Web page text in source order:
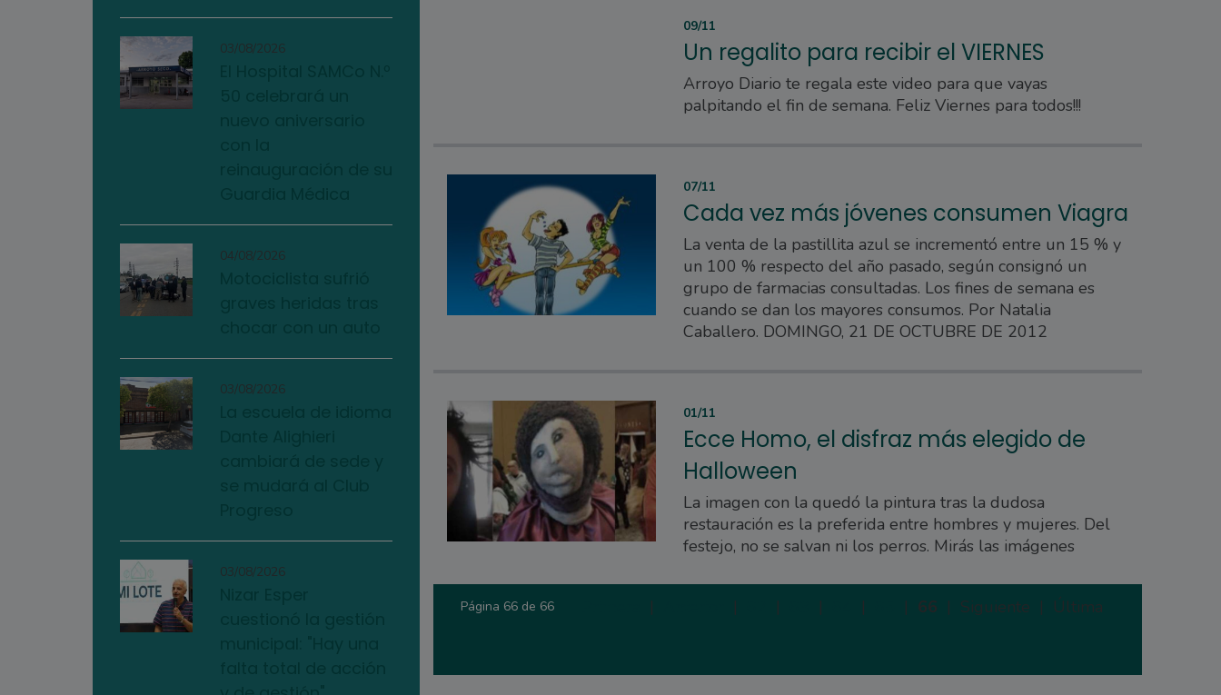
03/08/2026
04/08/2026
03/08/2026
03/08/2026
09/11
Un regalito para recibir el VIERNES
Arroyo Diario te regala este video para que vayas
palpitando el fin de semana. Feliz Viernes para todos!!!
07/11
Cada vez más jóvenes consumen Viagra
La venta de la pastillita azul se incrementó entre un 15 % y
un 100 % respecto del año pasado, según consignó un
grupo de farmacias consultadas. Los fines de semana es
cuando se dan los mayores consumos. Por Natalia
Caballero. DOMINGO, 21 DE OCTUBRE DE 2012
01/11
Ecce Homo, el disfraz más elegido de
Halloween
La imagen con la quedó la pintura tras la dudosa
restauración es la preferida entre hombres y mujeres. Del
festejo, no se salvan ni los perros. Mirás las imágenes
Página 66 de 66 | | | | | | 66 | Siguiente | Última